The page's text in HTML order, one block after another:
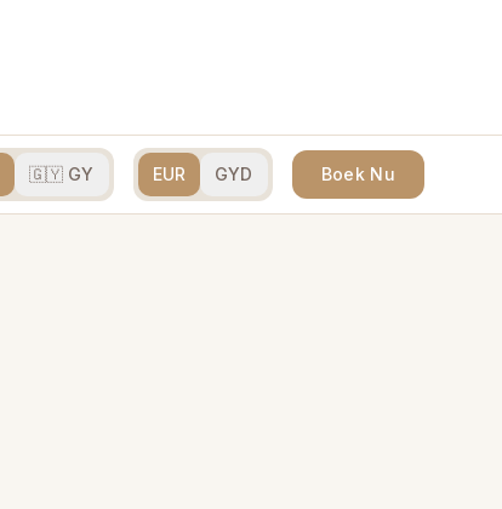
🇬🇾 GY EUR GYD Boek Nu